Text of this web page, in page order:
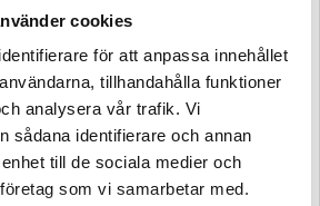
cookies
för att anpassa innehållet
tillhandahålla funktioner
analysera vår trafik. Vi
sådana identifierare och annan
till de sociala medier och
som vi samarbetar med.
på egen hand, kan vi göra det åt dig. Våra
tusentals telefoner och, med detta i åtanke, kan
att fungera perfekt igen. Vi utför reparationer i
skickar inte din telefon till ett annat serviceställe.
snabbaste och billigaste tjänsten på marknaden.
display & Pekskärm Reparation